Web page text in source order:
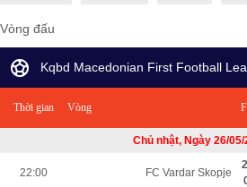
Vòng đấu
Kqbd Macedonian First Football
Thời gian Vòng
Chủ nhật, Ngày 26/05/
22:00 FC Vardar Skopje